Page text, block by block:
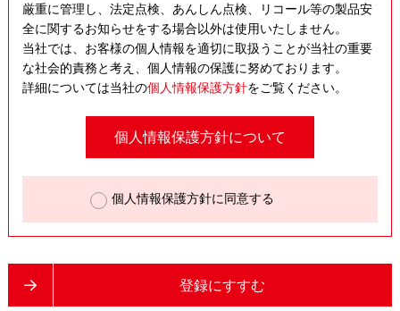
厳重に管理し、法定点検、あんしん点検、リコール等の製品安
全に関するお知らせをする場合以外は使用いたしません。
当社では、お客様の個人情報を適切に取扱うことが当社の重要
な社会的責務と考え、個人情報の保護に努めております。
詳細については当社の個人情報保護方針をご覧ください。
個人情報保護方針について
個人情報保護方針に同意する
登録にすすむ